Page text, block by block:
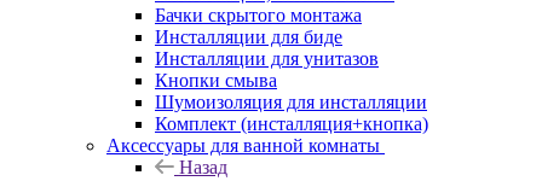
Бачки скрытого монтажа
Инсталляции для биде
Инсталляции для унитазов
Кнопки смыва
Шумоизоляция для инсталляции
Комплект (инсталляция+кнопка)
Аксессуары для ванной комнаты
Назад